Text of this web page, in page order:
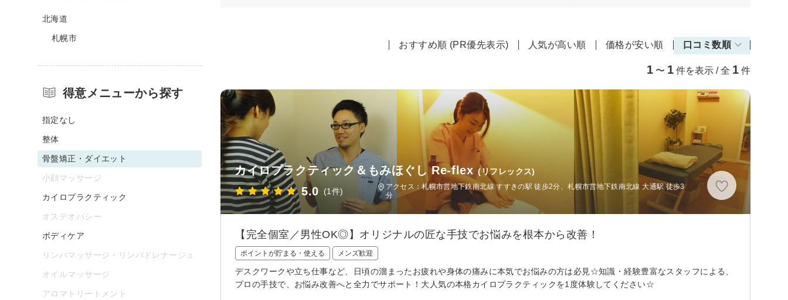
おすすめ順 (PR優先表示) 人気が高い順 価格が安い順 口コミ数順
1 〜 1 件を表示 / 全 1 件
カイロプラクティック＆もみほぐし Re-flex (リフレックス)
5.0 (1件)
アクセス：札幌市営地下鉄南北線 すすきの駅 徒歩2分、札幌市営地下鉄南北線 大通駅 徒歩3
分
【完全個室／男性OK◎】オリジナルの匠な手技でお悩みを根本から改善！
ポイントが貯まる・使える メンズ歓迎
デスクワークや立ち仕事など、日頃の溜まったお疲れや身体の痛みに本気でお悩みの方は必見☆知識・経験豊富なスタッフによる、
プロの手技で、お悩み改善へと全力でサポート！大人気の本格カイロプラクティックを1度体験してください☆
北海道
札幌市
得意メニューから探す
指定なし
整体
骨盤矯正・ダイエット
小顔マッサージ
カイロプラクティック
オステオパシー
ボディケア
リンパマッサージ・リンパドレナージュ
オイルマッサージ
アロマトリートメント